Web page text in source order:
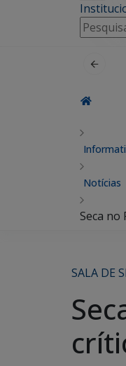
por:
Notícias
Seca
SALA DE